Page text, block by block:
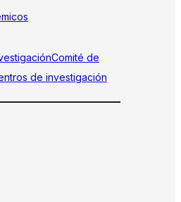
Comité de
de investigación